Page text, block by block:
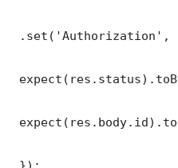
.set('Authorization',
});